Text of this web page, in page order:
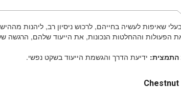
שאיפות לעשיה בחייהם, לרכוש ניסיון רב, ליהנות
הפעולות וההחלטות הנכונות, את הייעוד שלהם, הרגשה
התמצית: ידיעת הדרך והגשמת הייעוד בשקט נפשי.
Chestnut